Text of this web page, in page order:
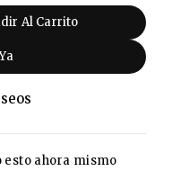
Al Carrito
esto ahora mismo